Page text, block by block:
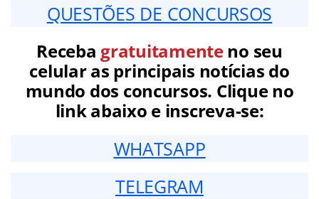
QUESTÕES DE CONCURSOS
Receba gratuitamenteno seu
celular as principais notícias do
mundo dos concursos. Clique no
link abaixo e inscreva-se:
WHATSAPP
TELEGRAM